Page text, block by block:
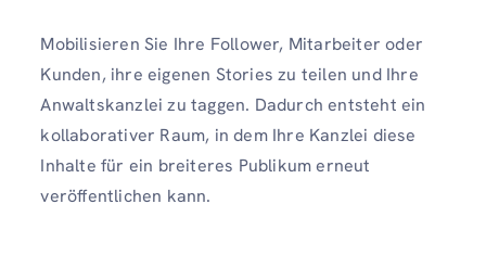
Mobilisieren Sie Ihre Follower, Mitarbeiter oder
Kunden, ihre eigenen Stories zu teilen und Ihre
Anwaltskanzlei zu taggen. Dadurch entsteht ein
kollaborativer Raum, in dem Ihre Kanzlei diese
Inhalte für ein breiteres Publikum erneut
veröffentlichen kann.